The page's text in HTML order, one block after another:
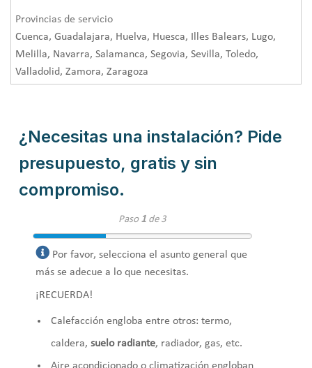
Provincias de servicio
Cuenca, Guadalajara, Huelva, Huesca, Illes Balears, Lugo,
Melilla, Navarra, Salamanca, Segovia, Sevilla, Toledo,
Valladolid, Zamora, Zaragoza
¿Necesitas una instalación? Pide
presupuesto, gratis y sin
compromiso.
Paso 1de 3
Por favor, selecciona el asunto general que
más se adecue a lo que necesitas.
¡RECUERDA!
Calefacción engloba entre otros: termo,
caldera, suelo radiante, radiador, gas, etc.